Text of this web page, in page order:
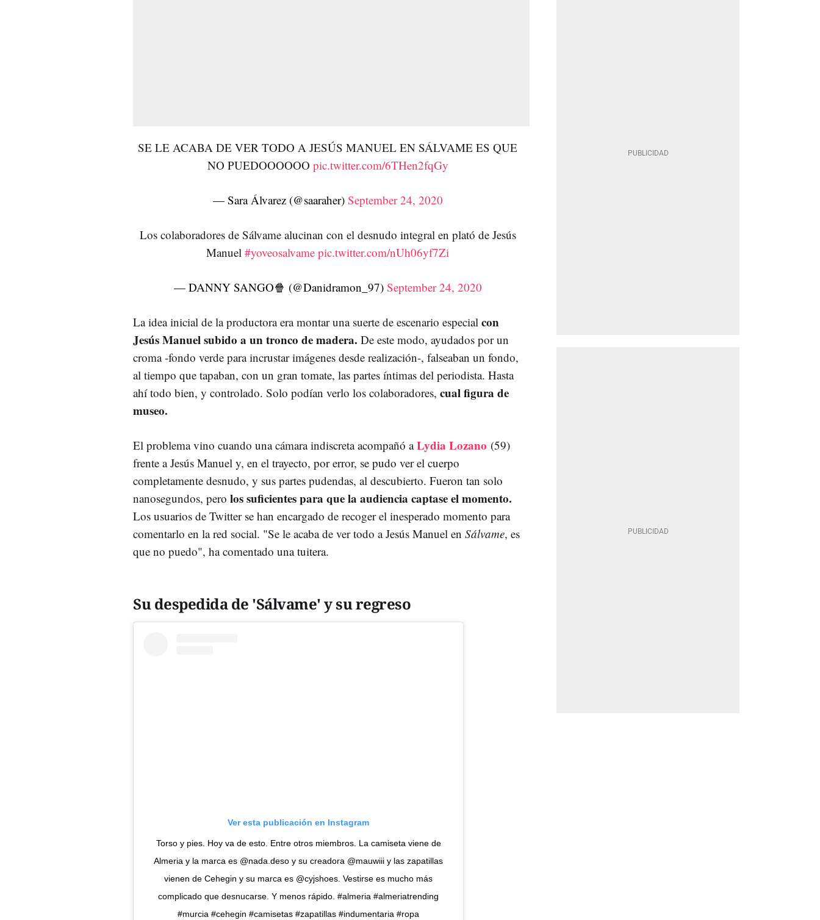
SE LE ACABA DE VER TODO A JESÚS MANUEL EN SÁLVAME ES QUE
NO PUEDOOOOOO pic.twitter.com/6THen2fqGy
— Sara Álvarez (@saaraher) September 24, 2020
Los colaboradores de Sálvame alucinan con el desnudo integral en plató de Jesús
Manuel#yoveosalvame pic.twitter.com/nUh06yf7Zi
— DANNY SANGO🍿 (@Danidramon_97) September 24, 2020
La idea inicial de la productora era montar una suerte de escenario especial con
Jesús Manuel subido a un tronco de madera. De este modo, ayudados por un
croma -fondo verde para incrustar imágenes desde realización-, falseaban un fondo,
al tiempo que tapaban, con un gran tomate, las partes íntimas del periodista. Hasta
ahí todo bien, y controlado. Solo podían verlo los colaboradores, cual figura de
museo.
El problema vino cuando una cámara indiscreta acompañó a Lydia Lozano (59)
frente a Jesús Manuel y, en el trayecto, por error, se pudo ver el cuerpo
completamente desnudo, y sus partes pudendas, al descubierto. Fueron tan solo
nanosegundos, pero los suficientes para que la audiencia captase el momento.
Los usuarios de Twitter se han encargado de recoger el inesperado momento para
comentarlo en la red social. "Se le acaba de ver todo a Jesús Manuel en Sálvame, es
que no puedo", ha comentado una tuitera.
Su despedida de 'Sálvame' y su regreso
Ver esta publicación en Instagram
Torso y pies. Hoy va de esto. Entre otros miembros. La camiseta viene de
Almeria y la marca es @nada.deso y su creadora @mauwiii y las zapatillas
vienen de Cehegin y su marca es @cyjshoes. Vestirse es mucho más
complicado que desnucarse. Y menos rápido. #almeria #almeriatrending
#murcia #cehegin #camisetas #zapatillas #indumentaria #ropa